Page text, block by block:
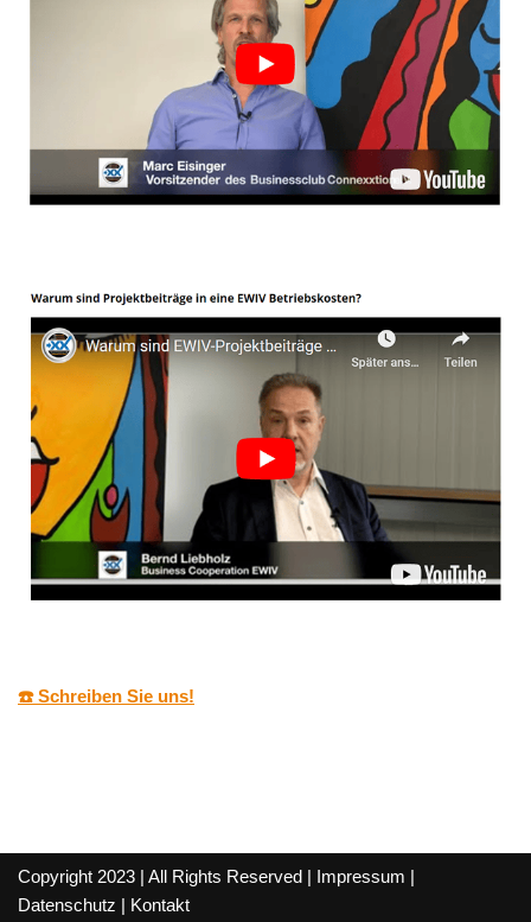
☎️ Schreiben Sie uns!
Copyright 2023 | All Rights Reserved | Impressum |
Datenschutz | Kontakt